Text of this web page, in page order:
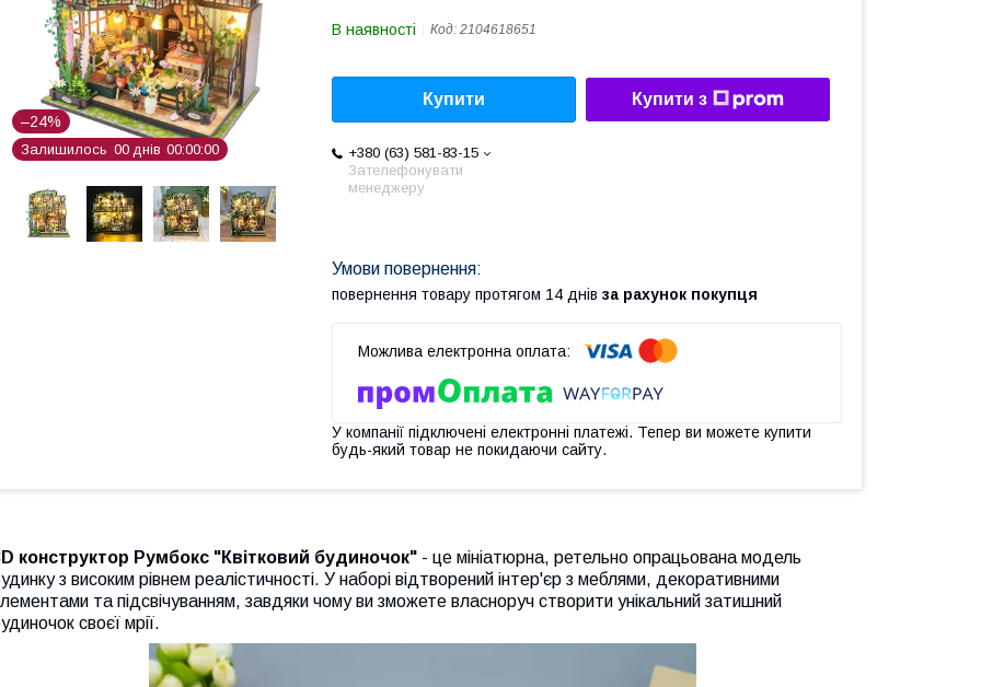
–24%
Залишилось 00 днів 00 00 00
В наявності Код: 2104618651
Купити Купити з
+380 (63) 581-83-15
Зателефонувати
менеджеру
повернення товару протягом 14 днів за рахунок покупця
У компанії підключені електронні платежі. Тепер ви можете купити
будь-який товар не покидаючи сайту.
конструктор Румбокс "Квітковий будиночок" - це мініатюрна, ретельно опрацьована модель
з високим рівнем реалістичності. У наборі відтворений інтер'єр з меблями, декоративними
та підсвічуванням, завдяки чому ви зможете власноруч створити унікальний затишний
своєї мрії.